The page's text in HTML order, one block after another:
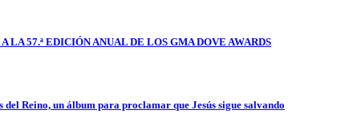
LA 57.ª EDICIÓN ANUAL DE LOS GMA DOVE AWARDS
del Reino, un álbum para proclamar que Jesús sigue salvando